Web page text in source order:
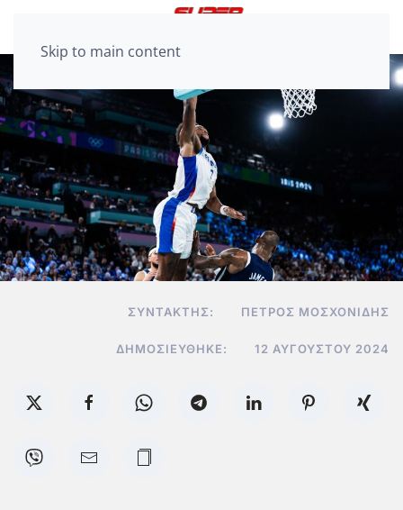
Skip to main content
ΣΥΝΤΆΚΤΗΣ: ΠΈΤΡΟΣ ΜΟΣΧΟΝΊΔΗΣ
ΔΗΜΟΣΙΕΎΘΗΚΕ: 12 ΑΥΓΟΎΣΤΟΥ 2024